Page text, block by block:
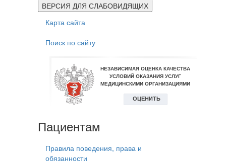
ВЕРСИЯ ДЛЯ СЛАБОВИДЯЩИХ
Карта сайта
Поиск по сайту
Пациентам
Правила поведения, права и
обязанности